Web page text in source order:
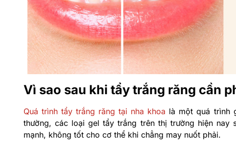
Vì sao sau khi tẩy trắng răng cần
Quá trình tẩy trắng răng tại nha khoa là một quá trình
thường, các loại gel tẩy trắng trên thị trường hiện nay
mạnh, không tốt cho cơ thể khi chẳng may nuốt phải.